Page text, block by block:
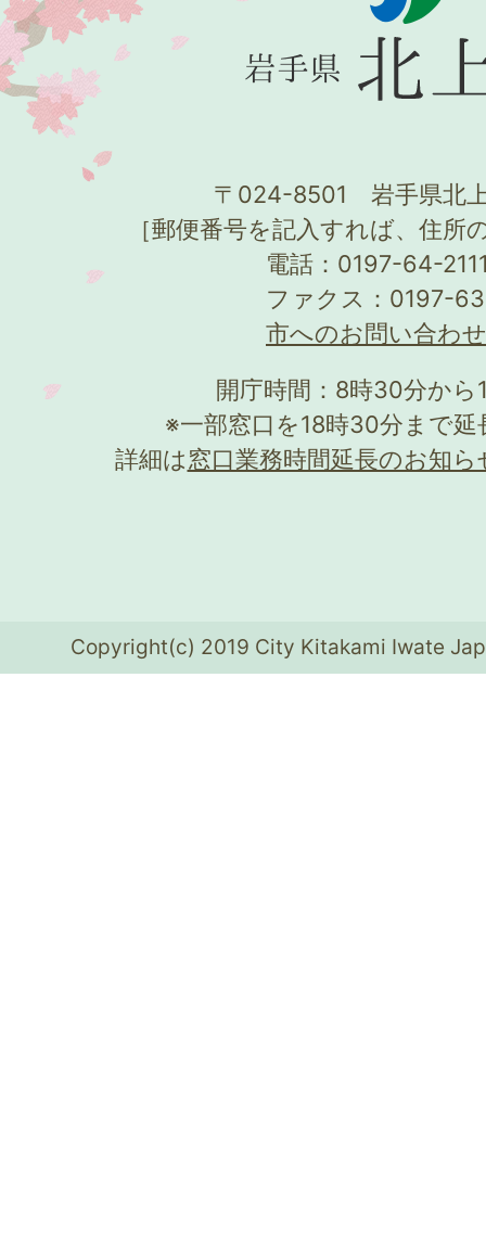
〒024-8501 岩手県北
［郵便番号を記入すれば、住所
電話：0197-64-
ファクス：0197-
市へのお問い合わ
開庁時間：8時30分か
※一部窓口を18時30分まで
詳細は窓口業務時間延長のお知ら
Copyright(c) 2019 City Kitakami Iwate